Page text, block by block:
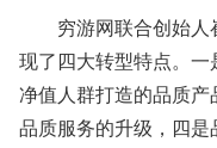
穷游网联合创始人
现了四大转型特点。
净值人群打造的品质
品质服务的升级，四是